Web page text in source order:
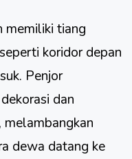
memiliki tiang
koridor depan
Penjor
dan
dewa datang ke